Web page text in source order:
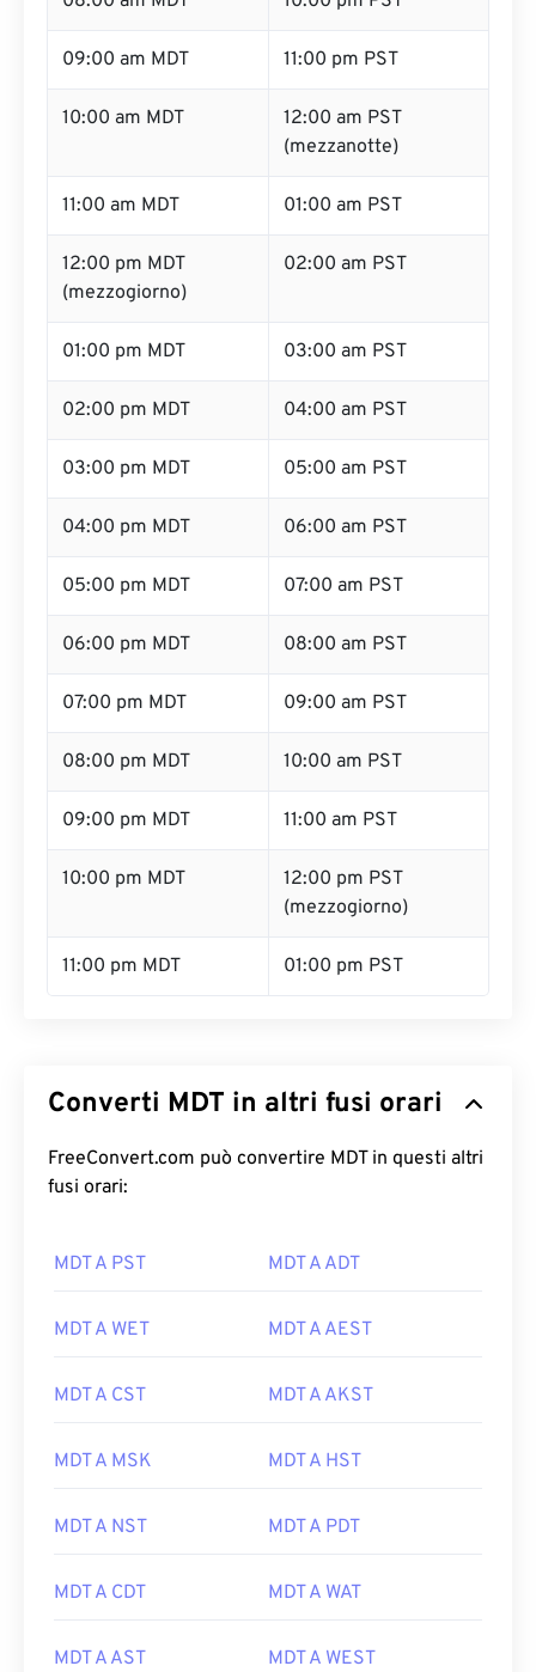
09:00 am MDT 11:00 pm PST
10:00 am MDT
12:00 am PST
(mezzanotte)
11:00 am MDT 01:00 am PST
12:00 pm MDT
(mezzogiorno)
02:00 am PST
01:00 pm MDT 03:00 am PST
02:00 pm MDT 04:00 am PST
03:00 pm MDT 05:00 am PST
04:00 pm MDT 06:00 am PST
05:00 pm MDT 07:00 am PST
06:00 pm MDT 08:00 am PST
07:00 pm MDT 09:00 am PST
08:00 pm MDT 10:00 am PST
09:00 pm MDT 11:00 am PST
10:00 pm MDT
12:00 pm PST
(mezzogiorno)
11:00 pm MDT 01:00 pm PST
Converti MDT in altri fusi orari
FreeConvert.com può convertire MDT in questi altri
fusi orari:
MDT A PST MDT A ADT
MDT A WET MDT A AEST
MDT A CST MDT A AKST
MDT A MSK MDT A HST
MDT A NST MDT A PDT
MDT A CDT MDT A WAT
MDT A AST MDT A WEST